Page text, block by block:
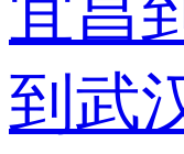
到武